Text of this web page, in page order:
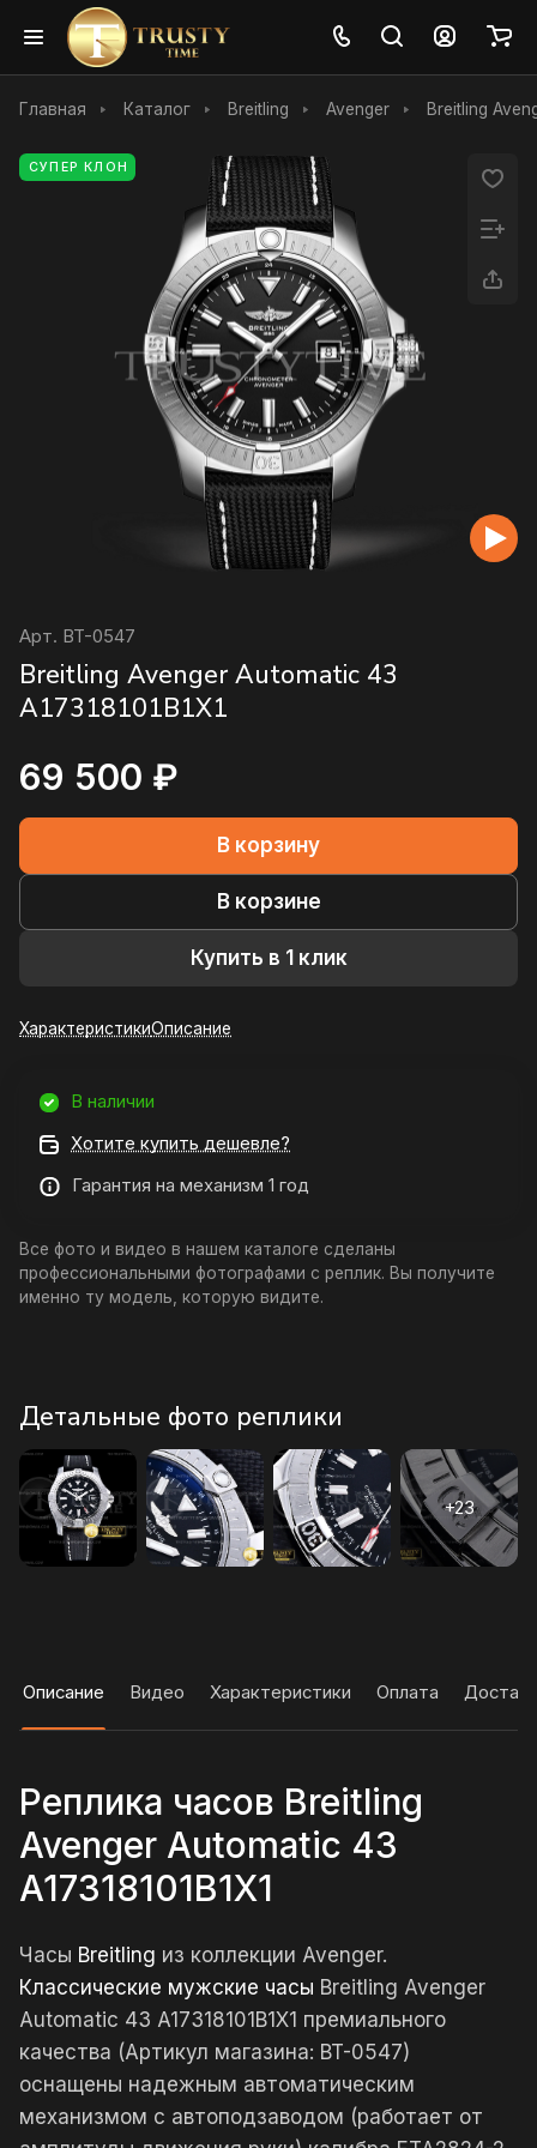
Главная Каталог Breitling Avenger Breitling
СУПЕР КЛОН
Арт. BT-0547
Breitling Avenger Automatic 43
A17318101B1X1
69 500 ₽
В корзину
В корзине
Купить в 1 клик
ХарактеристикиОписание
В наличии
Хотите купить дешевле?
Гарантия на механизм 1 год
Все фото и видео в нашем каталоге сделаны
профессиональными фотографами с реплик. Вы получите
именно ту модель, которую видите.
Детальные фото реплики
Описание Видео Характеристики Оплата
Реплика часов Breitling
Avenger Automatic 43
A17318101B1X1
Часы Breitling из коллекции Avenger.
Классические мужские часы Breitling Avenger
Automatic 43 A17318101B1X1 премиального
качества (Артикул магазина: BT-0547)
оснащены надежным автоматическим
механизмом с автоподзаводом (работает от